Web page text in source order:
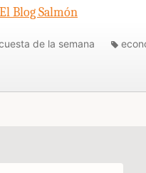
Blog Salmón
de la semana